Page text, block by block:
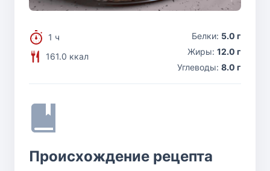
1 ч
161.0 ккал
Белки: 5.0 г
Жиры: 12.0 г
Углеводы: 8.0 г
Происхождение рецепта